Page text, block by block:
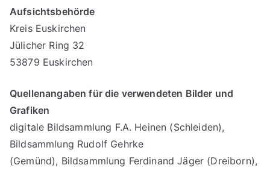
Aufsichtsbehörde
Kreis Euskirchen
Jülicher Ring 32
53879 Euskirchen
Quellenangaben für die verwendeten Bilder und
Grafiken
digitale Bildsammlung F.A. Heinen (Schleiden),
Bildsammlung Rudolf Gehrke
(Gemünd), Bildsammlung Ferdinand Jäger (Dreiborn),